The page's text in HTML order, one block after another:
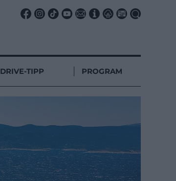
DRIVE-TIPP PROGRAM